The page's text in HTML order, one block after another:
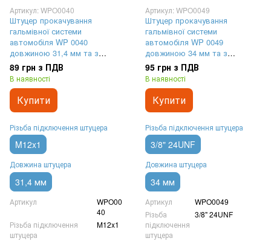
Артикул: WPO0040
Штуцер прокачування
гальмівної системи
автомобіля WP 0040
довжиною 31,4 мм та з
різьбленням M12x1
89 грн з ПДВ
В наявності
Купити
Різьба підключення штуцера
M12x1
Довжина штуцера
31,4 мм
Артикул
WPO00
40
Різьба підключення
штуцера
M12x1
Артикул: WPO0049
Штуцер прокачування
гальмівної системи
автомобіля WP 0049
довжиною 34 мм та з
різьбленням 3/8" 24UNF
95 грн з ПДВ
В наявності
Купити
Різьба підключення штуцера
3/8" 24UNF
Довжина штуцера
34 мм
Артикул
WPO0049
Різьба
підключення
штуцера
3/8" 24UNF